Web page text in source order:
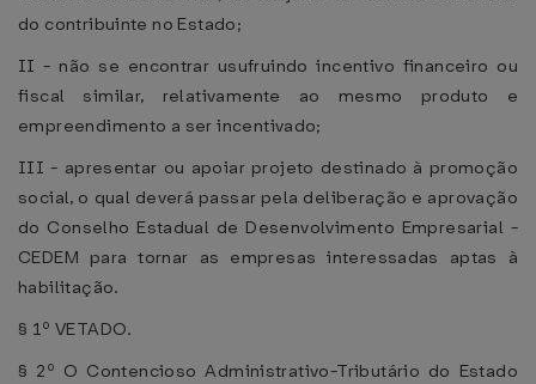
do contribuinte no Estado;
II - não se encontrar usufruindo incentivo financeiro ou
fiscal similar, relativamente ao mesmo produto e
empreendimento a ser incentivado;
III - apresentar ou apoiar projeto destinado à promoção
social, o qual deverá passar pela deliberação e aprovação
do Conselho Estadual de Desenvolvimento Empresarial -
CEDEM para tornar as empresas interessadas aptas à
habilitação.
§ 1º VETADO.
§ 2º O Contencioso Administrativo-Tributário do Estado